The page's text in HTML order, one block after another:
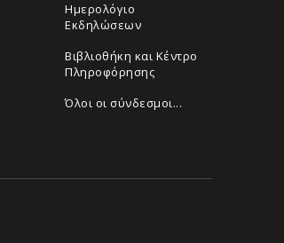
Ημερολόγιο
Εκδηλώσεων
Βιβλιοθήκη και Κέντρο
Πληροφόρησης
Όλοι οι σύνδεσμοι...